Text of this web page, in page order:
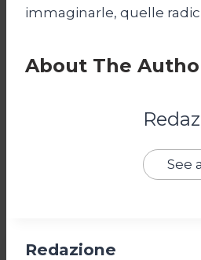
immaginarle, quelle
About The
See
Redazione